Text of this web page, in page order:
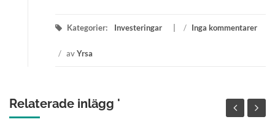
Kategorier: Investeringar / Inga kommentarer
/ avYrsa
Relaterade inlägg '